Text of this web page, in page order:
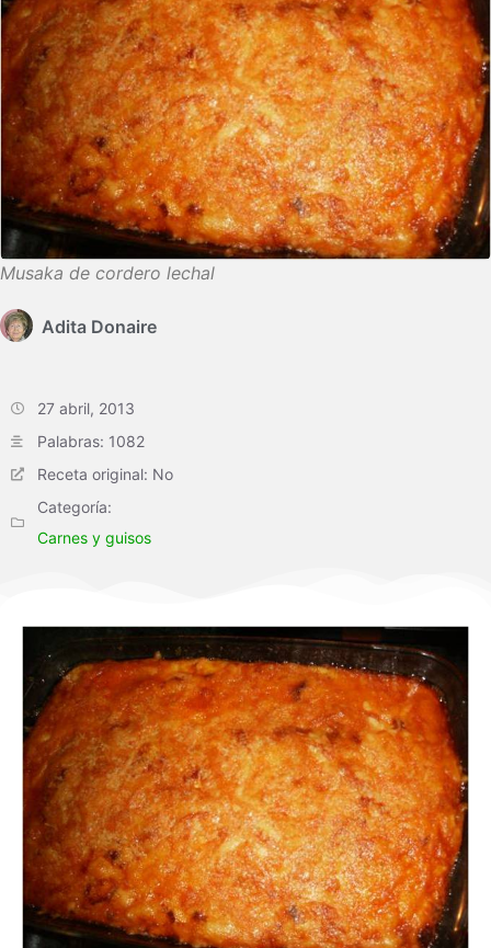
Musaka de cordero lechal
Adita Donaire
27 abril, 2013
Palabras: 1082
Receta original: No
Categoría:
Carnes y guisos